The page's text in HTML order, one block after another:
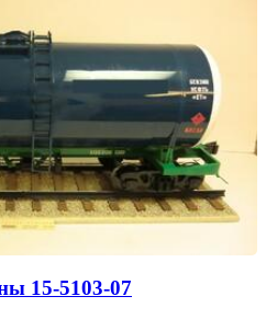
15-5103-07